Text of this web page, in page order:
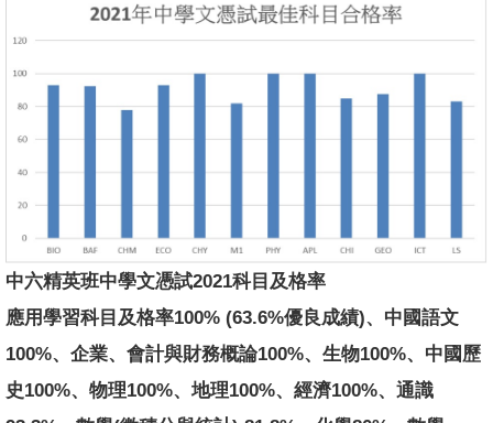
中六精英班中學文憑試2021科目及格率
應用學習科目及格率100% (63.6%優良成績)、中國語文
100%、企業、會計與財務概論100%、生物100%、中國歷
史100%、物理100%、地理100%、經濟100%、通識